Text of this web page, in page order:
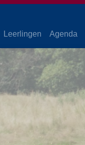
Leerlingen Agenda